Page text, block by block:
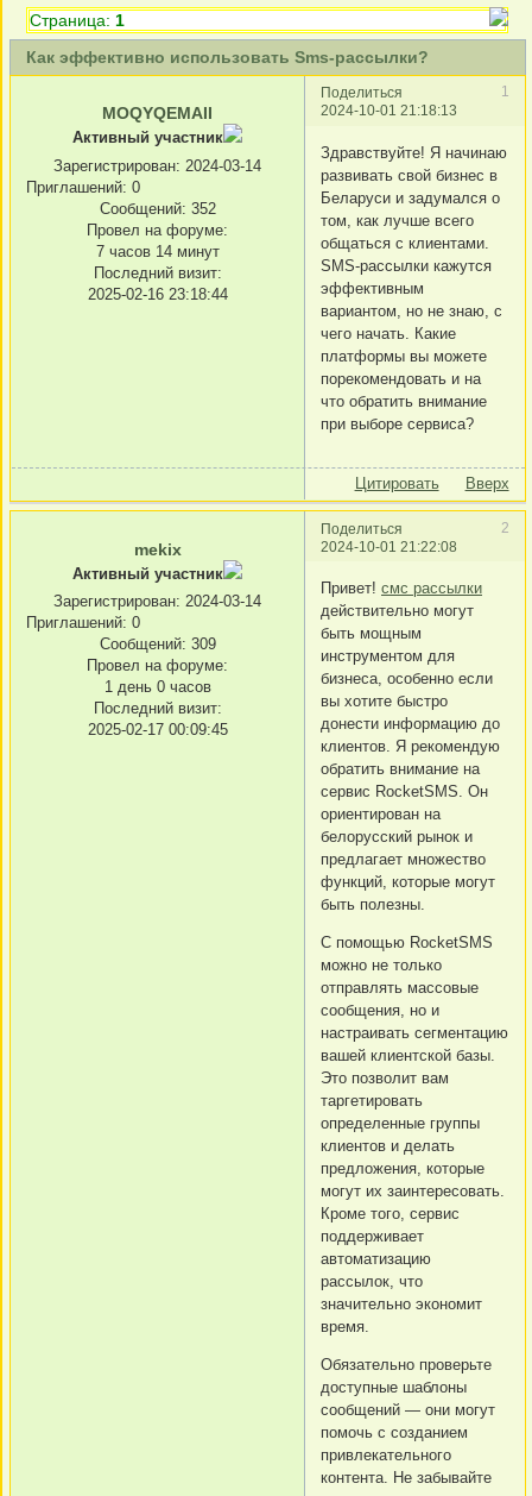
Как эффективно использовать Sms-рассылки?
Страница: 1
Поделиться
1
2024-10-01 21:18:13
MOQYQEMAII
Активный участник
Зарегистрирован: 2024-03-14
Приглашений: 0
Сообщений: 352
Провел на форуме:
7 часов 14 минут
Последний визит:
2025-02-16 23:18:44
Здравствуйте! Я начинаю
развивать свой бизнес в
Беларуси и задумался о
том, как лучше всего
общаться с клиентами.
SMS-рассылки кажутся
эффективным
вариантом, но не знаю, с
чего начать. Какие
платформы вы можете
порекомендовать и на
что обратить внимание
при выборе сервиса?
Цитировать Вверх
Поделиться
2
2024-10-01 21:22:08
mekix
Активный участник
Зарегистрирован: 2024-03-14
Приглашений: 0
Сообщений: 309
Провел на форуме:
1 день 0 часов
Последний визит:
2025-02-17 00:09:45
Привет! смс рассылки
действительно могут
быть мощным
инструментом для
бизнеса, особенно если
вы хотите быстро
донести информацию до
клиентов. Я рекомендую
обратить внимание на
сервис RocketSMS. Он
ориентирован на
белорусский рынок и
предлагает множество
функций, которые могут
быть полезны.
С помощью RocketSMS
можно не только
отправлять массовые
сообщения, но и
настраивать сегментацию
вашей клиентской базы.
Это позволит вам
таргетировать
определенные группы
клиентов и делать
предложения, которые
могут их заинтересовать.
Кроме того, сервис
поддерживает
автоматизацию
рассылок, что
значительно экономит
время.
Обязательно проверьте
доступные шаблоны
сообщений — они могут
помочь с созданием
привлекательного
контента. Не забывайте